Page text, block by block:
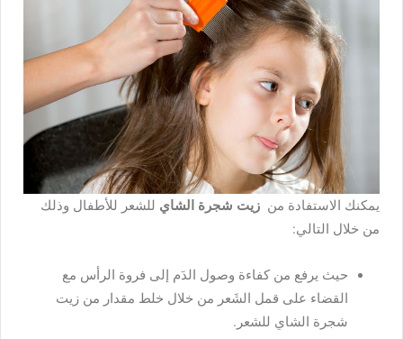
يمكنك الاستفادة من زيت شجرة الشاي للشعر للأطفال وذلك
من خلال التالي:
حيث يرفع من كفاءة وصول الدَم إلى فروة الرأس مع
القضاء على قمل الشَعر من خلال خلط مقدار من زيت
شجرة الشاي للشعر.